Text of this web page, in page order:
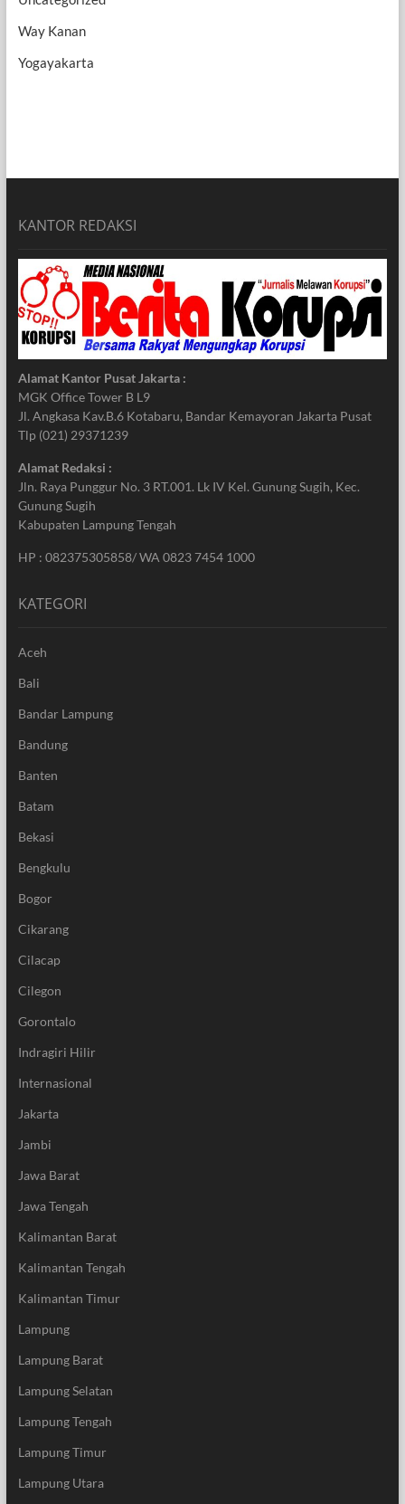
Way Kanan
Yogayakarta
KANTOR REDAKSI
Alamat Kantor Pusat Jakarta :
MGK Office Tower B L9
Jl. Angkasa Kav.B.6 Kotabaru, Bandar Kemayoran Jakarta Pusat
Tlp (021) 29371239
Alamat Redaksi :
Jln. Raya Punggur No. 3 RT.001. Lk IV Kel. Gunung Sugih, Kec.
Gunung Sugih
Kabupaten Lampung Tengah
HP : 082375305858/ WA 0823 7454 1000
KATEGORI
Aceh
Bali
Bandar Lampung
Bandung
Banten
Batam
Bekasi
Bengkulu
Bogor
Cikarang
Cilacap
Cilegon
Gorontalo
Indragiri Hilir
Internasional
Jakarta
Jambi
Jawa Barat
Jawa Tengah
Kalimantan Barat
Kalimantan Tengah
Kalimantan Timur
Lampung
Lampung Barat
Lampung Selatan
Lampung Tengah
Lampung Timur
Lampung Utara